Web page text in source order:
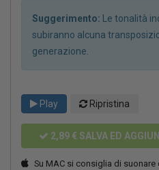
Suggerimento: Le tonalità
subiranno alcuna
generazione.
Play Ripristina
2,89 € SALVA ED
Su MAC si consiglia di suonare